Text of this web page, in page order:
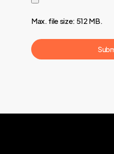
Max. file size: 512 MB.